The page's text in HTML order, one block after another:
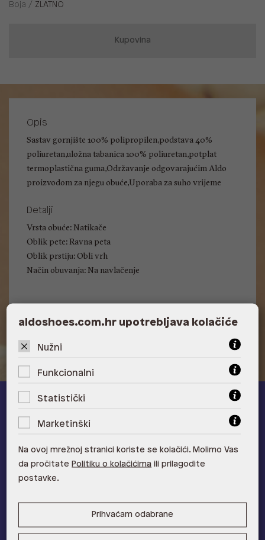
Boja / ZLATNO
Kupovina
Opis
Sastav gornjište 100% polipropilen,podstava 40%
poliuretan,uložna tabanica 100% poliuretan,potplat
termoplastična guma,Održavanje odgovarajućim Aldo
proizvodom za njegu obuće,Uporaba za suho vrijeme
Detalji
Vrsta obuće: Natikače
Oblik pete: Ravna peta
Oblik prstiju: Obli vrh
Način obuvanja: Na navlačenje
na novu kolekciju!
Provjerite naše pogodnosti
Pridružite se
aldoshoes.com.hr upotrebljava kolačiće
Nužni
Funkcionalni
Statistički
Marketinški
Na ovoj mrežnoj stranici koriste se kolačići. Molimo Vas
da pročitate Politiku o kolačićima ili prilagodite
postavke.
Prihvaćam odabrane